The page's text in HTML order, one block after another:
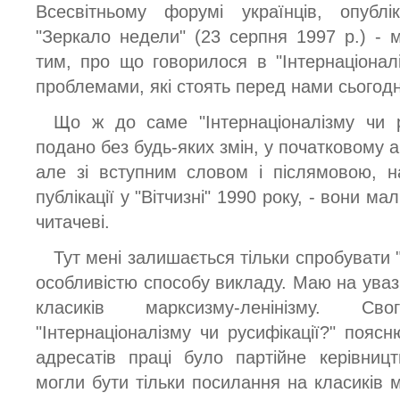
Всесвітньому форумі українців,
"Зеркало недели" (23 серпня 1997 p.) -
тим, про що говорилося в
проблемами, які стоять перед нами
Що ж до саме "Інтернаціоналізму чи
подано без будь-яких змін, у початковому
але зі вступним словом і післямовою,
публікації у "Вітчизні" 1990 року, - вони
читачеві.
Тут мені залишається тільки
особливістю способу викладу. Маю на
класиків марксизму-ленінізму.
"Інтернаціоналізму чи русифікації?"
адресатів праці було партійне
могли бути тільки посилання на класиків